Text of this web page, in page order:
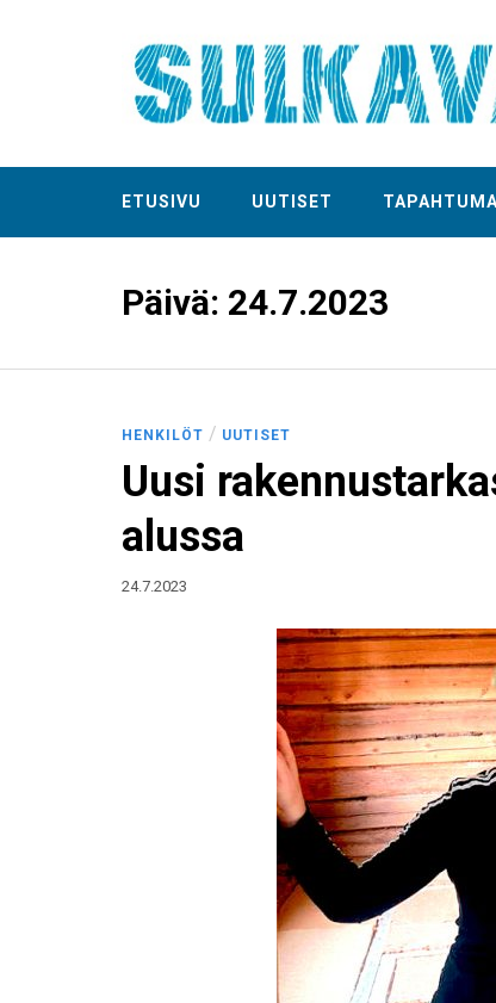
ETUSIVU UUTISET
Päivä: 24.7.2023
HENKILÖT / UUTISET
Uusi
alussa
24.7.2023